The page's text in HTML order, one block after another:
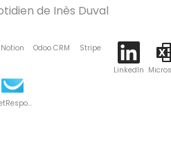
de Inès Duval
Notion Odoo CRM Stripe
LinkedIn
GetResponse